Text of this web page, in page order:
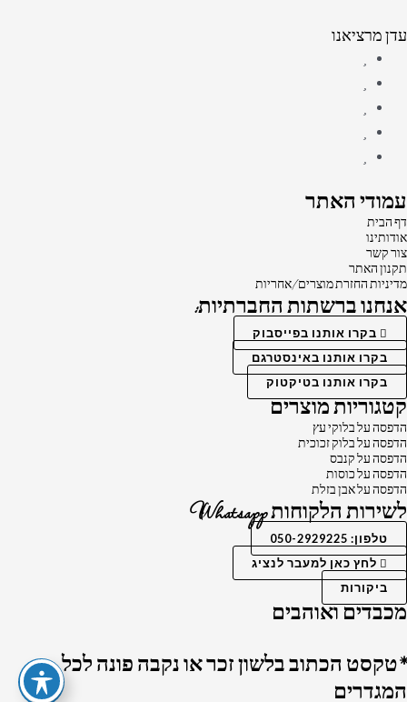
עדן מרציאנו
עמודי האתר
דף הבית
אודותינו
צור קשר
תקנון האתר
מדיניות החזרת מוצרים/אחריות
אנחנו ברשתות החברתיות:
בקרו אותנו בפייסבוק
בקרו אותנו באינסטרגם
בקרו אותנו בטיקטוק
קטגוריות מוצרים
הדפסה על בלוקי עץ
הדפסה על בלוק זכוכית
הדפסה על קנבס
הדפסה על כוסות
הדפסה על אבן בזלת
לשירות הלקוחות Whatsapp
טלפון: 050-2929225
לחץ כאן למעבר לנציג
ביקורות
מכבדים ואוהבים
*טקסט הכתוב בלשון זכר או נקבה פונה לכל
המגדרים